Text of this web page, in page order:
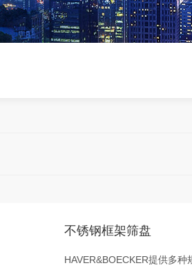
不锈钢框架筛盘
HAVER&BOECKER提供多